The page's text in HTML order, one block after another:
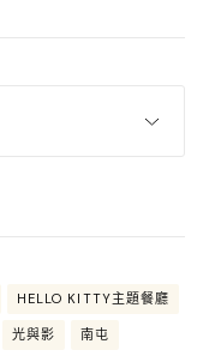
HELLO KITTY主題餐廳
光與影 南屯